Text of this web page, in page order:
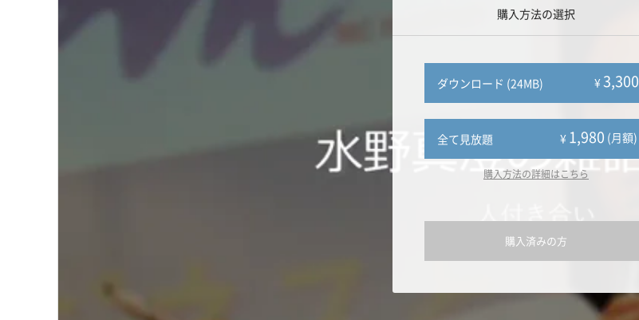
購入方法の選択
ダウンロード (24MB) ¥3,300
全て見放題 ¥ 1,980 (月額)
購入方法の詳細はこちら
購入済みの方